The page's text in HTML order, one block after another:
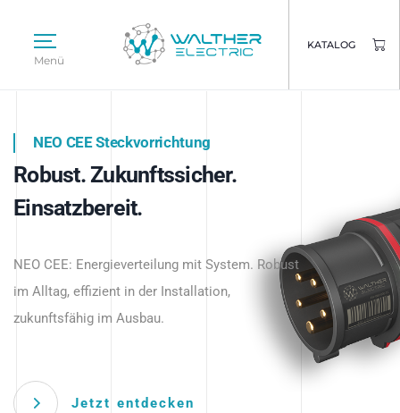
Menü
KATALOG
Intelligente Stromverteilung
beginnt hier.
NEO CEE Steckvorrichtung
Robust. Zukunftssicher.
Einsatzbereit.
NEO CEE: Energieverteilung mit System. Robust
im Alltag, effizient in der Installation,
zukunftsfähig im Ausbau.
Jetzt entdecken
Intelligenz trifft Energie.
Anwendungen – robust, IP-geschützt und
zukunftsfähig.